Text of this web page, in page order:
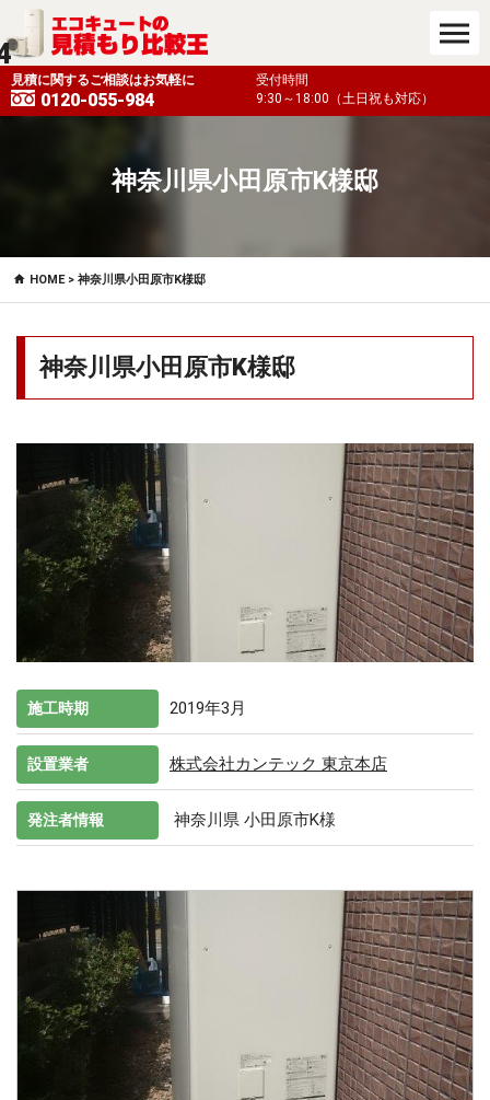
応）
見積に関するご相談はお気軽に
0120-055-984
受付時間
9:30～18:00（土日祝も対応）
神奈川県小田原市K様邸
HOME> 神奈川県小田原市K様邸
神奈川県小田原市K様邸
施工時期 2019年3月
設置業者 株式会社カンテック 東京本店
発注者情報 神奈川県 小田原市K様